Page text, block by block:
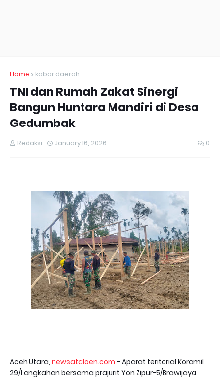
Home kabar daerah
TNI dan Rumah Zakat Sinergi
Bangun Huntara Mandiri di Desa
Gedumbak
Redaksi January 16, 2026 0
Aceh Utara, newsataloen.com - Aparat teritorial Koramil
29/Langkahan bersama prajurit Yon Zipur-5/Brawijaya